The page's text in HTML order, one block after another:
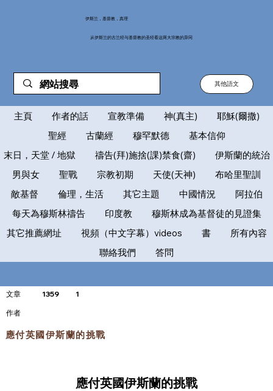
伊斯兰，基督教，真理
从伊斯兰的古兰经与基督教的圣经看这两大宗教的异同
其他語文
主頁 作者的話 宣教準備 神(真主)
耶穌(爾撒)
聖經
古蘭經 穆罕默德
基本信仰
末日，天堂 / 地獄
禱告(拜)施捨(課)禁食(齋)
伊斯蘭的統治
男與女
聖戰 宗教初期 天使(天神)
布哈里聖訓
敵基督
倫理，生活 其它主題 中國情況
阿拉伯
每天為穆斯林禱告
印度教
穆斯林成為基督徒的見證集
其它推薦網址
視頻（中文字幕）videos 書
所有內容
聯絡我們
答問
文章 1359 1
​作者
應付英國伊斯蘭的挑戰
應付英國伊斯蘭的挑戰